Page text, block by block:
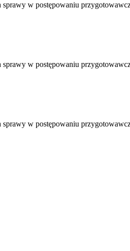
w postępowaniu
w postępowaniu
w postępowaniu